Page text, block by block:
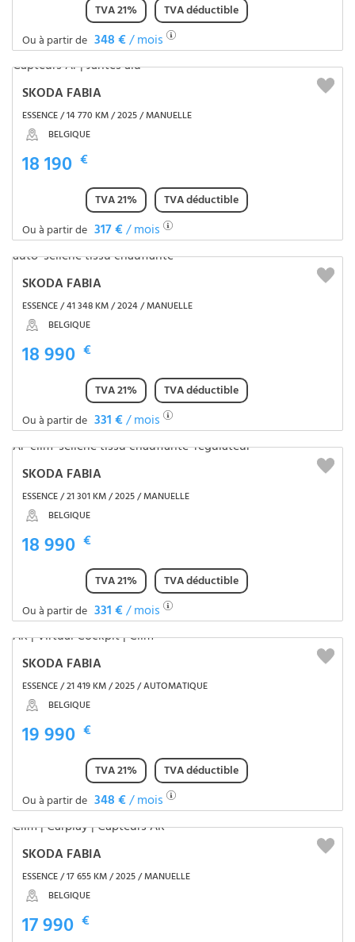
TVA 21%
TVA déductible
Ou à partir de 348 €/ mois
SKODA FABIA
ESSENCE / 14 770 KM / 2025 / MANUELLE
BELGIQUE
18 190 €
TVA 21%
TVA déductible
Ou à partir de 317 €/ mois
SKODA FABIA
ESSENCE / 41 348 KM / 2024 / MANUELLE
BELGIQUE
18 990 €
TVA 21%
TVA déductible
Ou à partir de 331 €/ mois
SKODA FABIA
ESSENCE / 21 301 KM / 2025 / MANUELLE
BELGIQUE
18 990 €
TVA 21%
TVA déductible
Ou à partir de 331 €/ mois
SKODA FABIA
ESSENCE / 21 419 KM / 2025 / AUTOMATIQUE
BELGIQUE
19 990 €
TVA 21%
TVA déductible
Ou à partir de 348 €/ mois
SKODA FABIA
ESSENCE / 17 655 KM / 2025 / MANUELLE
BELGIQUE
17 990 €